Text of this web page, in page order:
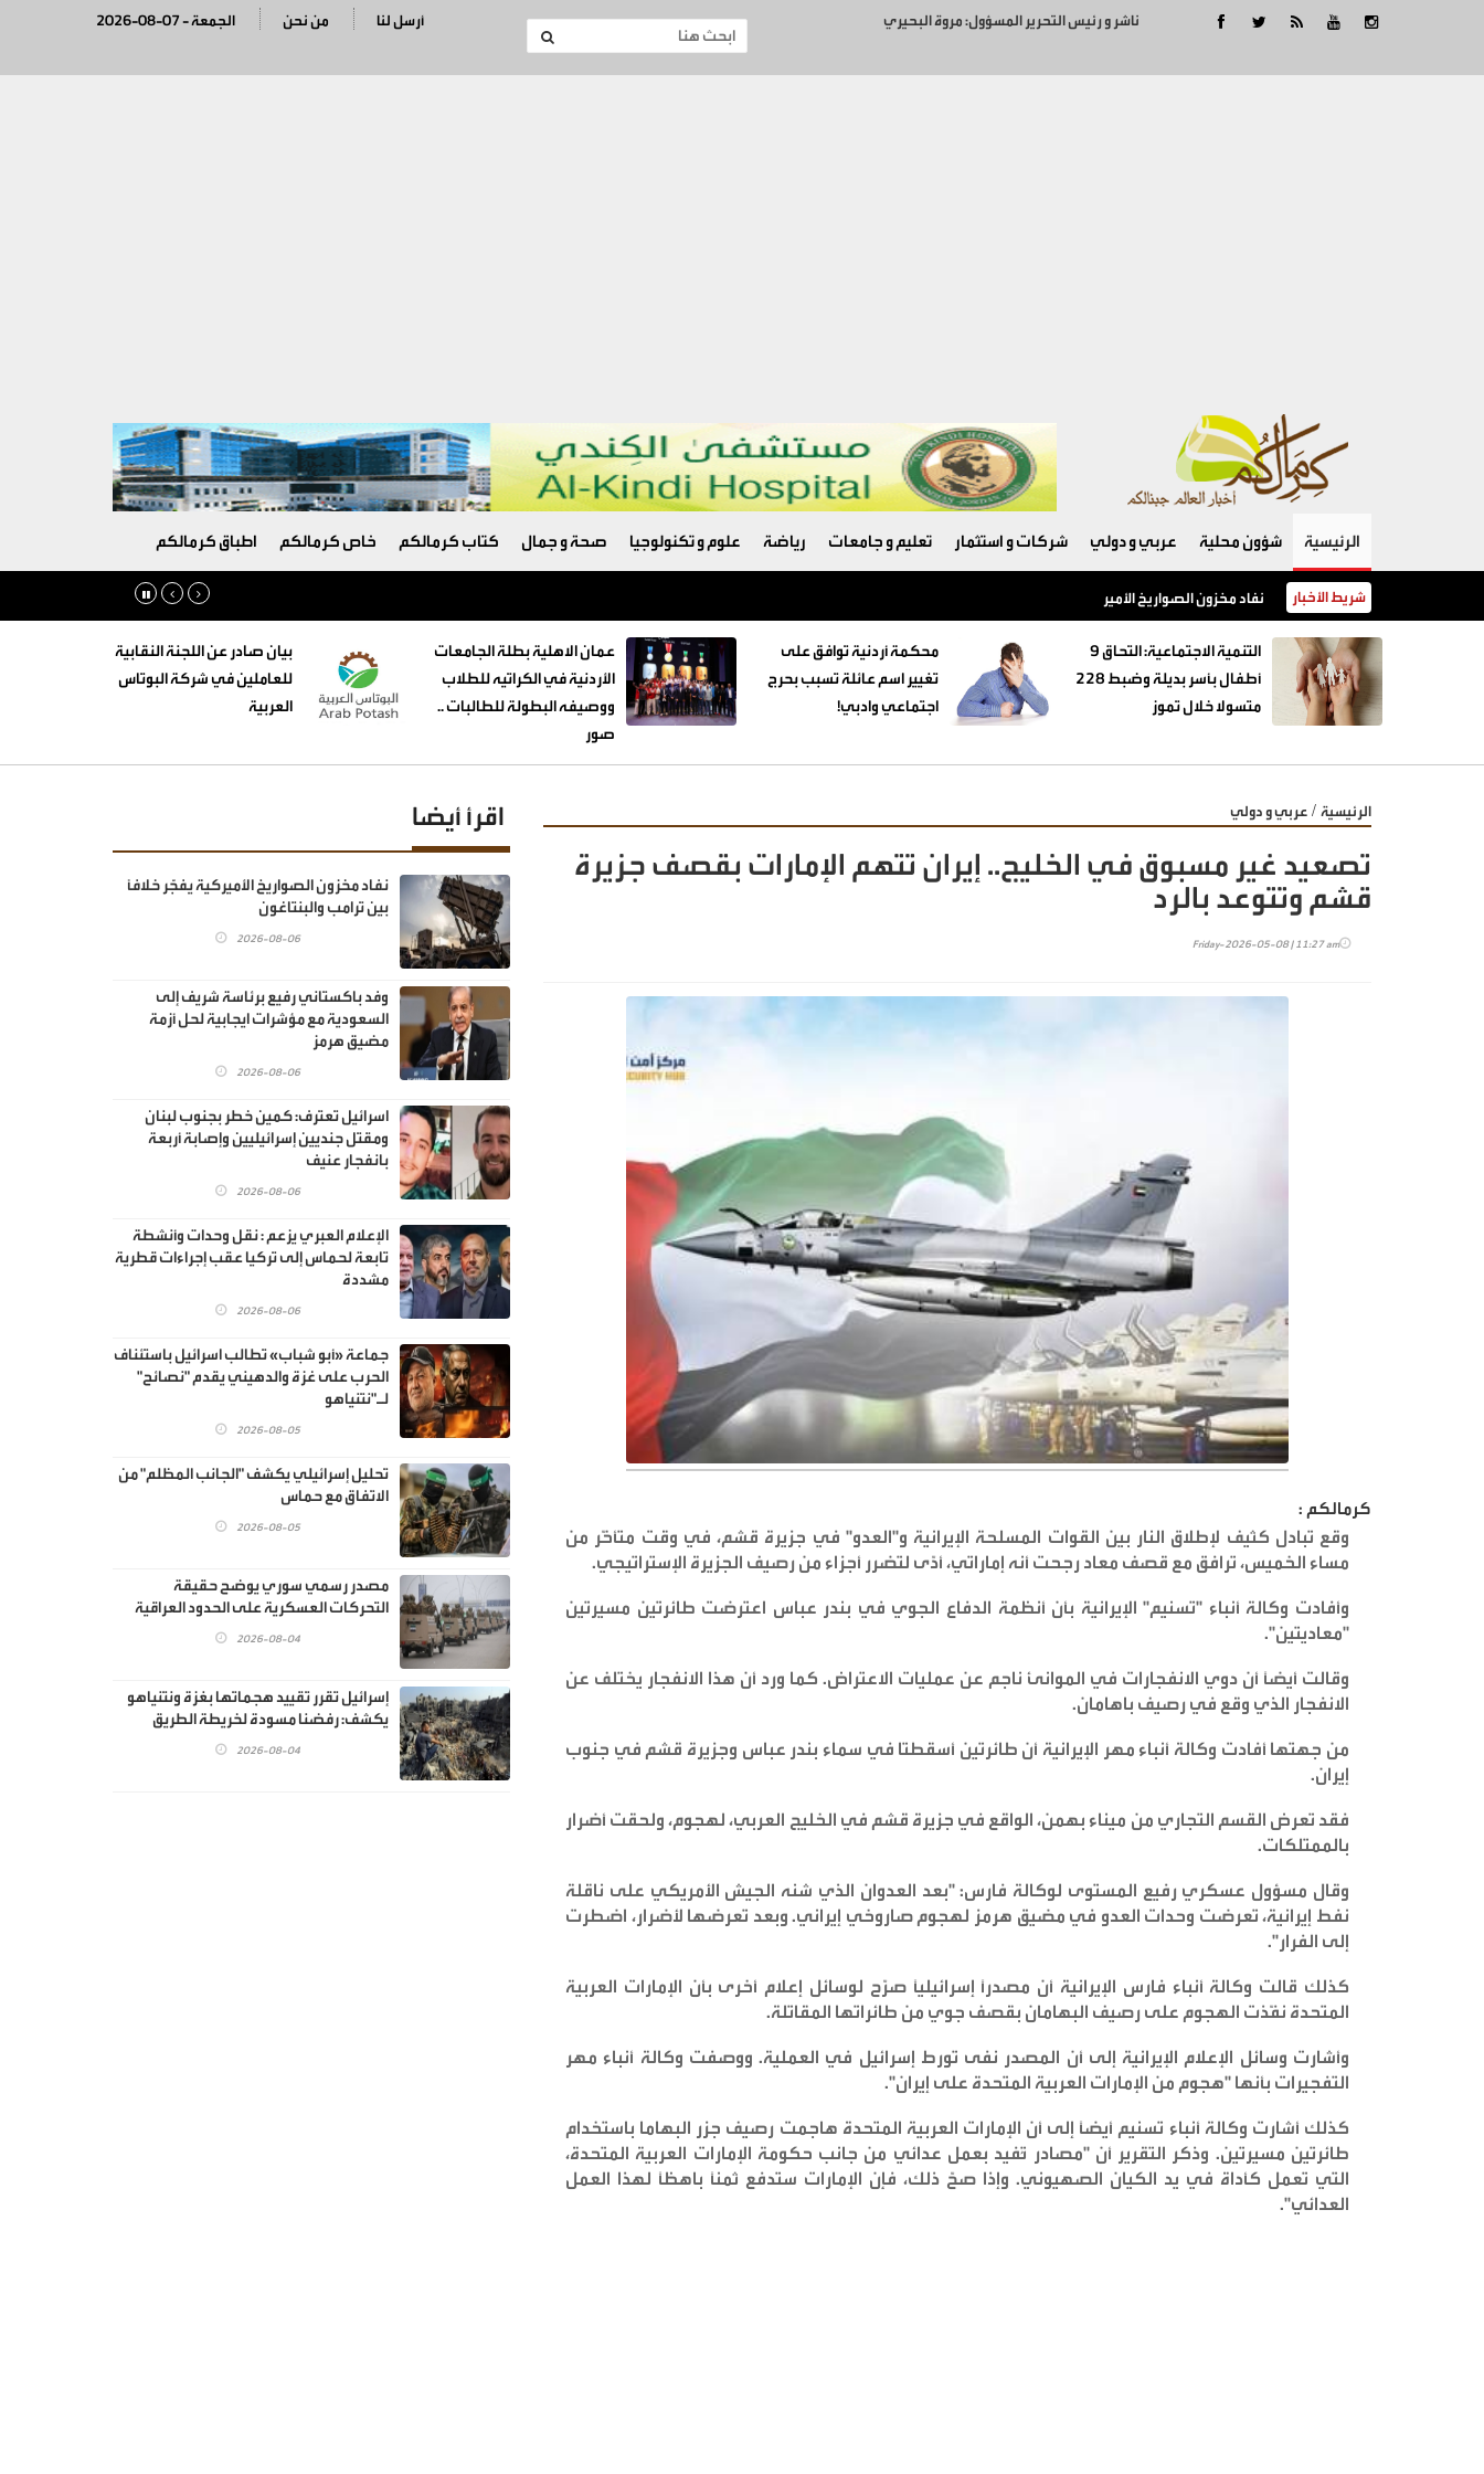
ناشر و رئيس التحرير المسؤول: مروة البحيري 2026-08-07 - الجمعة من نحن أرسل لنا
الرئيسية شؤون محلية عربي و دولي شركات و استثمار تعليم و جامعات رياضة علوم و تكنولوجيا صحة و جمال كتاب كرمالكم خاص كرمالكم اطباق كرمالكم
شريط الأخبار نفاد مخزون الصواريخ الأميركية يفجّر خلافًا بين ترامب والبنتاغون
‏التنمية الاجتماعية: التحاق 9
أطفال بأسر بديلة وضبط 228
متسولا خلال تموز
محكمة أردنية توافق على
تغيير اسم عائلة تسبب بحرج
اجتماعي وادبي!
عمان الاهلية بطلة الجامعات
الأردنية في الكراتيه للطلاب
ووصيفه البطولة للطالبات ..
صور
بيان صادر عن اللجنة النقابية
للعاملين في شركة البوتاس
العربية
الرئيسية / عربي و دولي
تصعيد غير مسبوق في الخليج.. إيران تتهم الإمارات بقصف جزيرة
قشم وتتوعد بالرد
Friday-2026-05-08 | 11:27 am
كرمالكم :
وقع تبادل كثيف لإطلاق النار بين القوات المسلحة الإيرانية و"العدو" في جزيرة قشم، في وقت متأخّر من
مساء الخميس، ترافق مع قصف معاد رجحت أنه إماراتي، أدّى لتضرر أجزاء من رصيف الجزيرة الإستراتيجي.
وأفادت وكالة أنباء "تسنيم" الإيرانية بأن أنظمة الدفاع الجوي في بندر عباس اعترضت طائرتين مسيرتين
"معاديتين".
وقالت أيضاً أن دوي الانفجارات في الموانئ ناجم عن عمليات الاعتراض. كما ورد أن هذا الانفجار يختلف عن
الانفجار الذي وقع في رصيف باهامان.
من جهتها أفادت وكالة أنباء مهر الإيرانية أن طائرتين أسقطتا في سماء بندر عباس وجزيرة قشم في جنوب
إيران.
فقد تعرض القسم التجاري من ميناء بهمن، الواقع في جزيرة قشم في الخليج العربي، لهجوم، ولحقت أضرار
بالممتلكات.
وقال مسؤول عسكري رفيع المستوى لوكالة فارس: "بعد العدوان الذي شنه الجيش الأمريكي على ناقلة
نفط إيرانية، تعرضت وحدات العدو في مضيق هرمز لهجوم صاروخي إيراني. وبعد تعرضها لأضرار، اضطرت
إلى الفرار".
كذلك قالت وكالة أنباء فارس الإيرانية أن مصدراً إسرائيلياً صرّح لوسائل إعلام أخرى بأن الإمارات العربية
المتحدة نفّذت الهجوم على رصيف البهامان بقصف جوي من طائراتها المقاتلة.
وأشارت وسائل الإعلام الإيرانية إلى أن المصدر نفى تورط إسرائيل في العملية. ووصفت وكالة أنباء مهر
التفجيرات بأنها "هجوم من الإمارات العربية المتحدة على إيران".
كذلك أشارت وكالة أنباء تسنيم أيضاً إلى أن الإمارات العربية المتحدة هاجمت رصيف جزر البهاما باستخدام
طائرتين مسيرتين. وذكر التقرير أن "مصادر تُفيد بعمل عدائي من جانب حكومة الإمارات العربية المتحدة،
التي تعمل كأداة في يد الكيان الصهيوني. وإذا صحّ ذلك، فإن الإمارات ستدفع ثمناً باهظاً لهذا العمل
العدائي".
اقرأ أيضا
نفاد مخزون الصواريخ الأميركية يفجّر خلافًا
بين ترامب والبنتاغون
2026-08-06
وفد باكستاني رفيع برئاسة شريف إلى
السعودية مع مؤشرات ايجابية لحل أزمة
مضيق هرمز
2026-08-06
اسرائيل تعترف: كمين خطر بجنوب لبنان
ومقتل جنديين إسرائيليين وإصابة أربعة
بانفجار عنيف
2026-08-06
الإعلام العبري يزعم : نقل وحدات وأنشطة
تابعة لحماس إلى تركيا عقب إجراءات قطرية
مشددة
2026-08-06
جماعة «أبو شباب» تطالب اسرائيل باستئناف
الحرب على غزة والدهيني يقدم "نصائح"
لـ"نتنياهو
2026-08-05
تحليل إسرائيلي يكشف "الجانب المظلم" من
الاتفاق مع حماس
2026-08-05
مصدر رسمي سوري يوضح حقيقة
التحركات العسكرية على الحدود العراقية
2026-08-04
إسرائيل تقرر تقييد هجماتها بغزة ونتنياهو
يكشف: رفضنا مسودة لخريطة الطريق
2026-08-04